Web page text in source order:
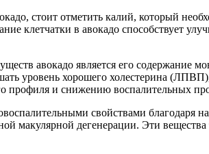
стоит отметить калий, который
клетчатки в авокадо способствует
авокадо является его
уровень хорошего холестерина
профиля и снижению воспалительных
свойствами благодаря
макулярной дегенерации. Эти